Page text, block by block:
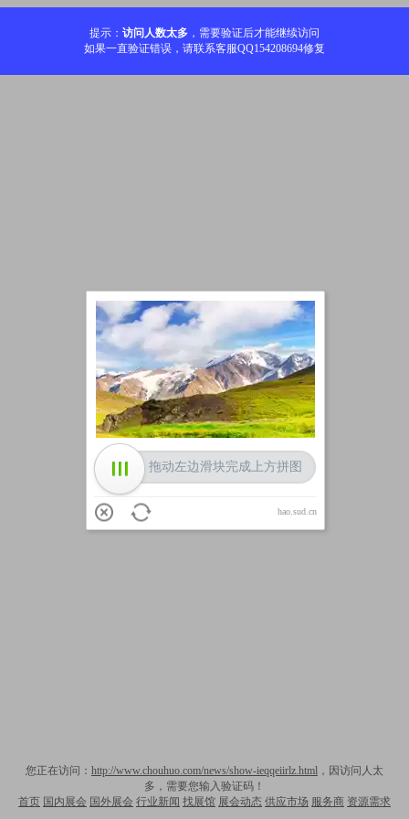
提示： 访问人数太多 ，需要验证后才能继续访问
如果一直验证错误，请联系客服QQ154208694修复
您正在访问： http://www.chouhuo.com/news/show-ieqqeiirlz.html ，因访问人太
多，需要您输入验证码！
首页 国内展会 国外展会 行业新闻 找展馆 展会动态 供应市场 服务商 资源需求
加载中
拖动左边滑块完成上方拼图
hao.sud.cn